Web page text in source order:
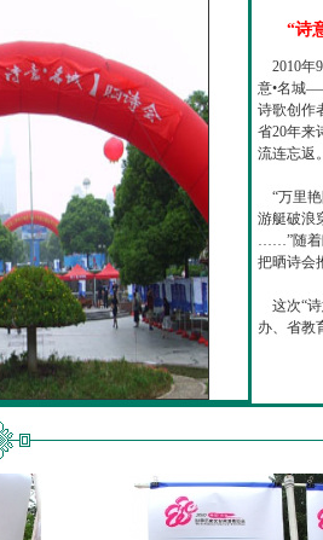
“诗
2010年
意•名城
诗歌创作
省20年来
流连忘返
“万里艳
游艇破浪
……”随着
把晒诗会
这次“诗
办、省教